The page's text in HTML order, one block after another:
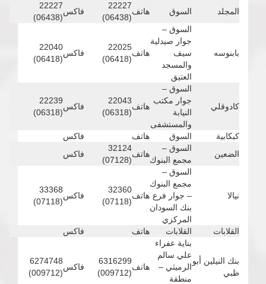
المجلد السوق هاتف
22227
(06438)
فاكس
22227
(06438)
بابنوسه
السوق –
جوار صيدلية
سيف
والمسجد
العتيق
هاتف
22025
(06418)
فاكس
22040
(06418)
كادوقلي
السوق –
جوار مكتب
النيابة
والمستشفى
هاتف
22043
(06318)
فاكس
22239
(06318)
كبكابية السوق هاتف
فاكس
الضعين
السوق –
مجمع البنوك
هاتف
32124
(07128)
فاكس
نيالا
السوق –
مجمع البنوك
– جوار فرع
بنك السودان
المركزي
هاتف
32360
(07118)
فاكس
33368
(07118)
القلابات القلابات هاتف فاكس
بنك النيلين أبو
ظبي
بناية عفراء
علي سالم
الرميثي –
منطقة
هاتف
6316299
(009712)
فاكس
6274748
(009712)